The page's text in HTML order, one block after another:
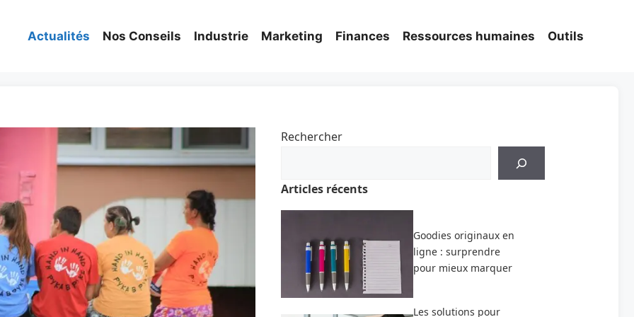
Actualités Nos Conseils Industrie Marketing Finances Ressources humaines Outils
Rechercher
Articles récents
Goodies originaux en
ligne : surprendre
pour mieux marquer
Les solutions pour